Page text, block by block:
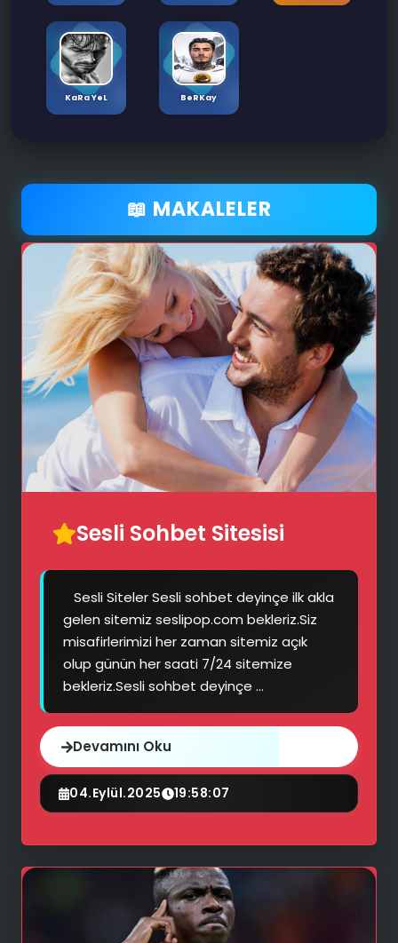
KaRa YeL BeRKay
📖 MAKALELER
Sesli Sohbet Sitesisi
Sesli Siteler Sesli sohbet deyinçe ilk akla
gelen sitemiz seslipop.com bekleriz.Siz
misafirlerimizi her zaman sitemiz açık
olup günün her saati 7/24 sitemize
bekleriz.Sesli sohbet deyinçe ...
Devamını Oku
04.Eylül.2025 19:58:07